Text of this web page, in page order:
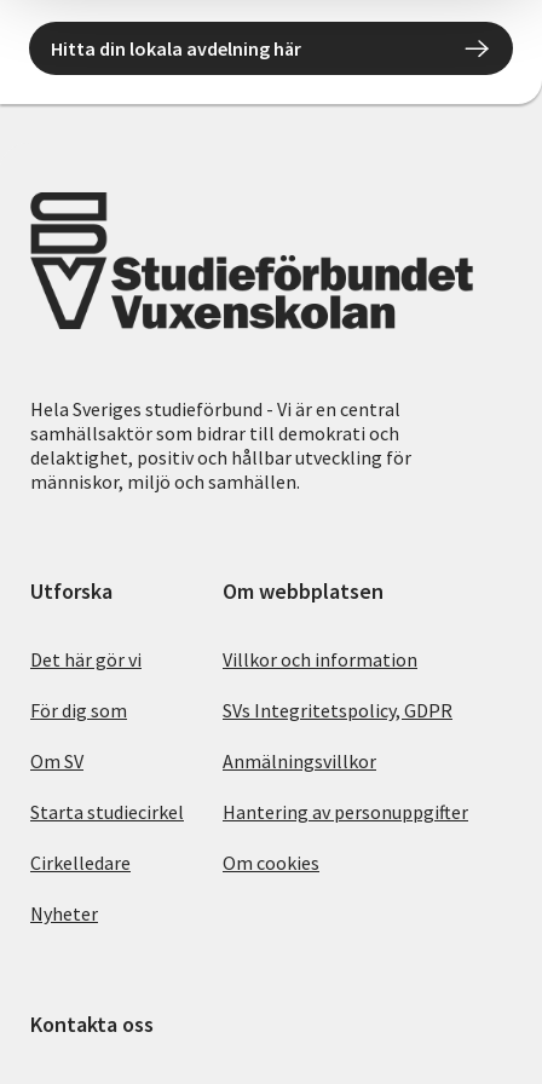
Hitta din lokala avdelning här
Hela Sveriges studieförbund - Vi är en central
samhällsaktör som bidrar till demokrati och
delaktighet, positiv och hållbar utveckling för
människor, miljö och samhällen.
Utforska
Det här gör vi
För dig som
Om SV
Starta studiecirkel
Cirkelledare
Nyheter
Om webbplatsen
Villkor och information
SVs Integritetspolicy, GDPR
Anmälningsvillkor
Hantering av personuppgifter
Om cookies
Kontakta oss